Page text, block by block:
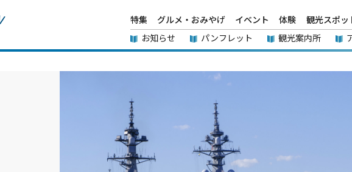
特集 グルメ・おみやげ イベント 体験 観光スポッ
お知らせ
パンフレット 観光案内所